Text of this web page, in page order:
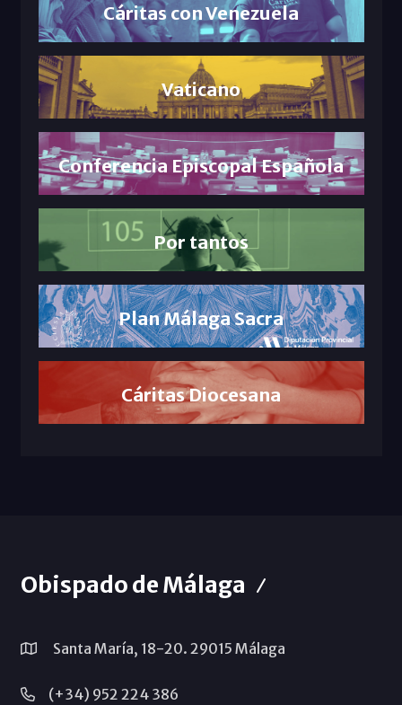
Cáritas con Venezuela
Vaticano
Conferencia Episcopal Española
Por tantos
Plan Málaga Sacra
Cáritas Diocesana
Obispado de Málaga
Santa María, 18-20. 29015 Málaga
(+34) 952 224 386